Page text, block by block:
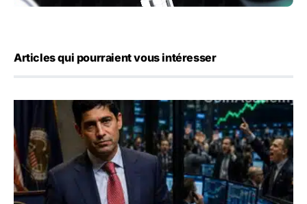
Articles qui pourraient vous intéresser
Emploi américain : 23 000 postes détruits en juillet, les